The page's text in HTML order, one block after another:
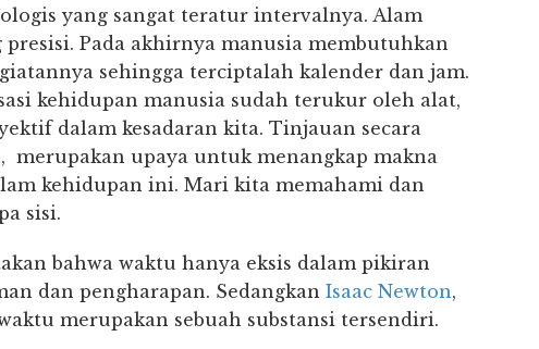
yang sangat teratur intervalnya. Alam
Pada akhirnya manusia membutuhkan
sehingga terciptalah kalender dan jam.
kehidupan manusia sudah terukur oleh alat,
dalam kesadaran kita. Tinjauan secara
merupakan upaya untuk menangkap makna
kehidupan ini. Mari kita memahami dan
sisi.
bahwa waktu hanya eksis dalam pikiran
dan pengharapan. Sedangkan Isaac Newton,
merupakan sebuah substansi tersendiri.